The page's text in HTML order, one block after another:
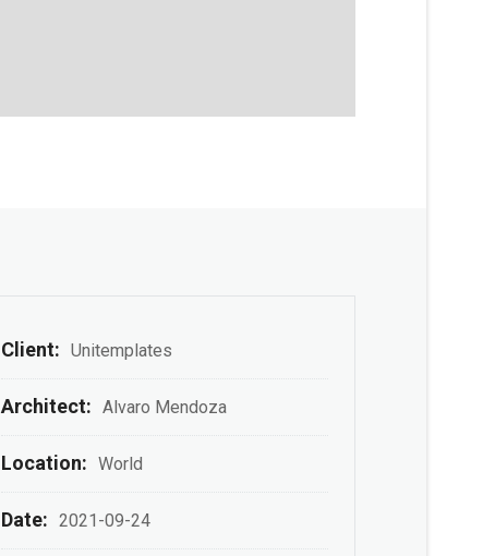
Client: Unitemplates
Architect: Alvaro Mendoza
Location: World
Date: 2021-09-24